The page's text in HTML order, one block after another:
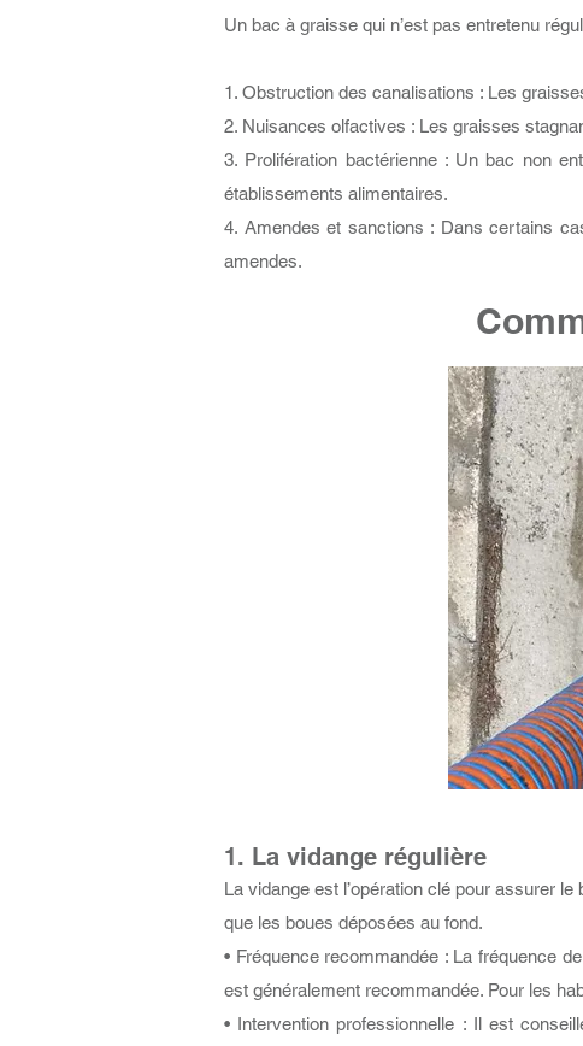
Un bac à graisse qui n’est pas entretenu
1. Obstruction des canalisations : Les
2. Nuisances olfactives : Les graisses
3. Prolifération bactérienne : Un bac non
établissements alimentaires.
4. Amendes et sanctions : Dans certains
amendes.
1. La vidange régulière​
La vidange est l’opération clé pour assurer
que les boues déposées au fond.​
• Fréquence recommandée : La fréquence
est généralement recommandée. Pour les
• Intervention professionnelle : Il est